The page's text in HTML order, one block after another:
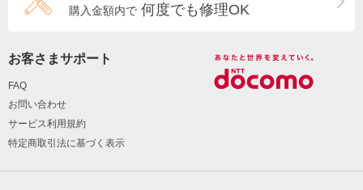
購入金額内で 何度でも修理OK
お客さまサポート
FAQ
お問い合わせ
サービス利用規約
特定商取引法に基づく表示